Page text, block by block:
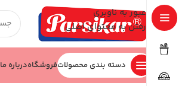
عبور به ناوبری
رفتن به محتوای اصلی
دسته بندی محصولاتفروشگاهدرباره ما
خانه اداری و بایگانی